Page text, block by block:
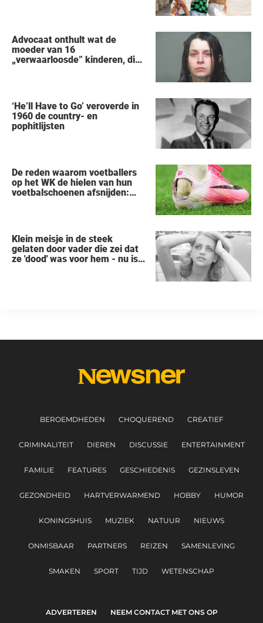
Advocaat onthult wat de
moeder van 16
„verwaarloosde” kinderen, die
‘He’ll Have to Go’ veroverde in
1960 de country- en
pophitlijsten
De reden waarom voetballers
op het WK de hielen van hun
voetbalschoenen afsnijden:
Klein meisje in de steek
gelaten door vader die zei dat
ze 'dood' was voor hem - nu is
BEROEMDHEDEN CHOQUEREND CREATIEF
CRIMINALITEIT DIEREN DISCUSSIE ENTERTAINMENT
FAMILIE FEATURES GESCHIEDENIS GEZINSLEVEN
GEZONDHEID HARTVERWARMEND HOBBY HUMOR
KONINGSHUIS MUZIEK NATUUR NIEUWS
ONMISBAAR PARTNERS REIZEN SAMENLEVING
SMAKEN SPORT TIJD WETENSCHAP
ADVERTEREN NEEM CONTACT MET ONS OP